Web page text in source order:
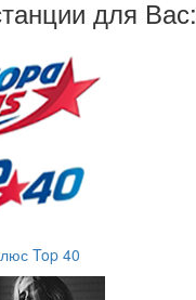
для Вас:
Top 40